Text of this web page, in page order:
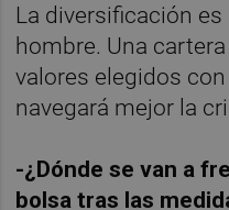
La diversificación
hombre. Una
valores elegidos
navegará mejor la
-¿Dónde se van a
bolsa tras las